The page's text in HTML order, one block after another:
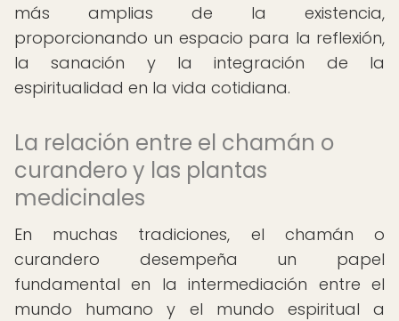
más amplias de la existencia,
proporcionando un espacio para la reflexión,
la sanación y la integración de la
espiritualidad en la vida cotidiana.
La relación entre el chamán o
curandero y las plantas
medicinales
En muchas tradiciones, el chamán o
curandero desempeña un papel
fundamental en la intermediación entre el
mundo humano y el mundo espiritual a